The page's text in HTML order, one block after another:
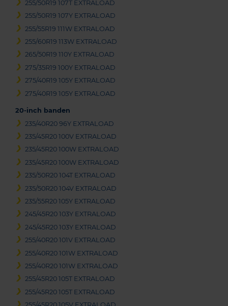
255/50R19 107T EXTRALOAD
255/50R19 107Y EXTRALOAD
255/55R19 111W EXTRALOAD
255/60R19 113W EXTRALOAD
265/50R19 110Y EXTRALOAD
275/35R19 100Y EXTRALOAD
275/40R19 105Y EXTRALOAD
275/40R19 105Y EXTRALOAD
20-inch banden
235/40R20 96Y EXTRALOAD
235/45R20 100V EXTRALOAD
235/45R20 100W EXTRALOAD
235/45R20 100W EXTRALOAD
235/50R20 104T EXTRALOAD
235/50R20 104V EXTRALOAD
235/55R20 105Y EXTRALOAD
245/45R20 103Y EXTRALOAD
245/45R20 103Y EXTRALOAD
255/40R20 101V EXTRALOAD
255/40R20 101W EXTRALOAD
255/40R20 101W EXTRALOAD
255/45R20 105T EXTRALOAD
255/45R20 105T EXTRALOAD